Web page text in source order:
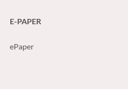
E-PAPER
ePaper